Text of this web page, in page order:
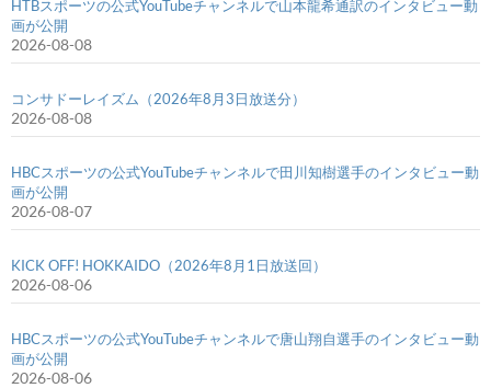
HTBスポーツの公式YouTubeチャンネルで山本龍希通訳のインタビュー動
画が公開
2026-08-08
コンサドーレイズム（2026年8月3日放送分）
2026-08-08
HBCスポーツの公式YouTubeチャンネルで田川知樹選手のインタビュー動
画が公開
2026-08-07
KICK OFF! HOKKAIDO（2026年8月1日放送回）
2026-08-06
HBCスポーツの公式YouTubeチャンネルで唐山翔自選手のインタビュー動
画が公開
2026-08-06